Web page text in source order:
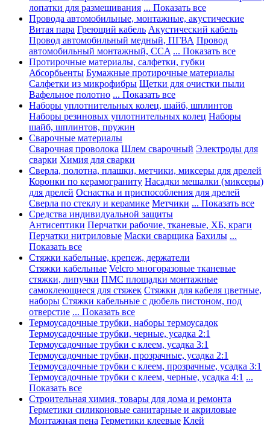
лопатки для размешивания ... Показать все
Провода автомобильные, монтажные, акустические
Витая пара Греющий кабель Акустический кабель
Провод автомобильный медный, ПГВА Провод
автомобильный монтажный, CCA ... Показать все
Протирочные материалы, салфетки, губки
Абсорбьенты Бумажные протирочные материалы
Салфетки из микрофибры Щетки для очистки пыли
Вафельное полотно ... Показать все
Наборы уплотнительных колец, шайб, шплинтов
Наборы резиновых уплотнительных колец Наборы
шайб, шплинтов, пружин
Сварочные материалы
Сварочная проволока Шлем сварочный Электроды для
сварки Химия для сварки
Сверла, полотна, плашки, метчики, миксеры для дрелей
Коронки по керамограниту Насадки мешалки (миксеры)
для дрелей Оснастка и приспособления для дрелей
Сверла по стеклу и керамике Метчики ... Показать все
Средства индивидуальной защиты
Антисептики Перчатки рабочие, тканевые, ХБ, краги
Перчатки нитриловые Маски сварщика Бахилы ...
Показать все
Стяжки кабельные, крепеж, держатели
Стяжки кабельные Velcro многоразовые тканевые
стяжки, липучки ПМС площадки монтажные
самоклеющиеся для стяжек Стяжки для кабеля цветные,
наборы Стяжки кабельные с дюбель пистоном, под
отверстие ... Показать все
Термоусадочные трубки, наборы термоусадок
Термоусадочные трубки, черные, усадка 2:1
Термоусадочные трубки с клеем, усадка 3:1
Термоусадочные трубки, прозрачные, усадка 2:1
Термоусадочные трубки с клеем, прозрачные, усадка 3:1
Термоусадочные трубки с клеем, черные, усадка 4:1 ...
Показать все
Строительная химия, товары для дома и ремонта
Герметики силиконовые санитарные и акриловые
Монтажная пена Герметики клеевые Клей